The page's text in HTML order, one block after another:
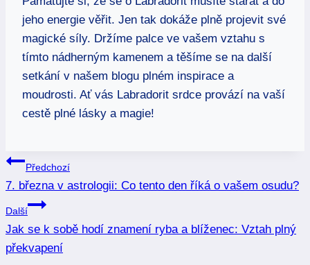
jeho energie věřit. Jen tak dokáže plně projevit své
magické síly. Držíme palce ve vašem vztahu s
tímto nádherným kamenem a těšíme se na další
setkání v našem blogu plném inspirace a
moudrosti. Ať vás Labradorit srdce provází na vaší
cestě plné lásky a magie!
Navigace
pro
příspěvek
Předchozí
7. března v astrologii: Co tento den říká o vašem osudu?
Další
Jak se k sobě hodí znamení ryba a blíženec: Vztah plný
překvapení